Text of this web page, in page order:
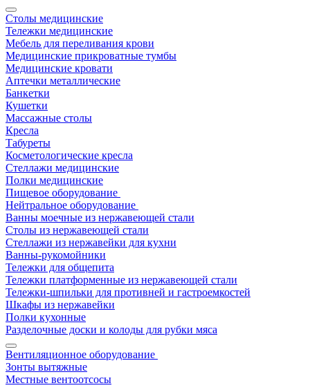
Столы медицинские
Тележки медицинские
Мебель для переливания крови
Медицинские прикроватные тумбы
Медицинские кровати
Аптечки металлические
Банкетки
Кушетки
Массажные столы
Кресла
Табуреты
Косметологические кресла
Стеллажи медицинские
Полки медицинские
Пищевое оборудование
Нейтральное оборудование
Ванны моечные из нержавеющей стали
Столы из нержавеющей стали
Стеллажи из нержавейки для кухни
Ванны-рукомойники
Тележки для общепита
Тележки платформенные из нержавеющей стали
Тележки-шпильки для противней и гастроемкостей
Шкафы из нержавейки
Полки кухонные
Разделочные доски и колоды для рубки мяса
Вентиляционное оборудование
Зонты вытяжные
Местные вентоотсосы